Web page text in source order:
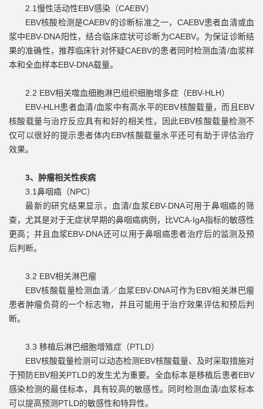
2.1慢性活动性EBV感染（CAEBV）
EBV核酸检测是CAEBV的诊断标准之一，CAEBV患者血清或血
浆中EBV-DNA阳性，结合临床症状可诊断为CAEBV。为保证诊断结
果的准确性，推荐临床针对怀疑CAEBV的患者同时检测血清/血浆样
本和全血样本EBV-DNA载量。
2.2 EBV相关噬血细胞淋巴组织细胞增多症（EBV-HLH）
EBV-HLH患者血清/血浆中有高水平的EBV核酸载量，而且EBV
核酸载量与治疗反应具有和好的相关性，因此EBV核酸载量检测不
仅可以很好的提示患者体内EBV核酸载量水平还可有助于评估治疗
效果。
3、肿瘤相关性疾病
3.1鼻咽癌（NPC）
最新的研究结果显示，血清/血浆EBV-DNA可用于鼻咽癌的筛
查，尤其是对于无症状早期的鼻咽癌病例，比VCA-IgA指标的敏感性
更高；并且血浆EBV-DNA还可以用于鼻咽癌患者治疗后的监测及预
后判断。
3.2 EBV相关淋巴瘤
EBV核酸载量检测血清／血浆EBV-DNA可作为EBV相关淋巴瘤
患者肿瘤负荷的一个标志物，并且可能用于治疗效果评估和预后判
断。
3.3 移植后淋巴细胞增殖症（PTLD）
EBV核酸载量检测可以动态检测EBV核酸载量、及时采取措施对
于预防EBV相关PTLD的发生尤为重要。全血标本是移植后患者EBV
感染检测的最佳标本，具有较高的敏感性。同时检测血清/血浆标本
可以提高预测PTLD的敏感性和特异性。